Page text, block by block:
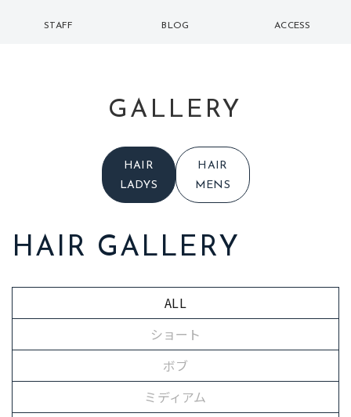
トップ メニュー ギャラリー
STAFF BLOG ACCESS
GALLERY
HAIR
LADYS
HAIR
MENS
HAIR GALLERY
ALL
ショート
ボブ
ミディアム